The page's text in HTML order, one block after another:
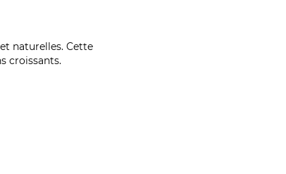
naturelles. Cette
croissants.